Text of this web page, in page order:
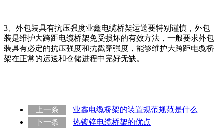
3、外包装具有抗压强度业鑫电缆桥架运送要特别谨慎，外包
装是维护大跨距电缆桥架免受损坏的有效方法，一般要求外包
装具有必定的抗压强度和抗戳穿强度，能够维护大跨距电缆桥
架在正常的运送和仓储进程中完好无缺。
上一条
业鑫电缆桥架的装置规范规范是什么
下一条
热镀锌电缆桥架的优点